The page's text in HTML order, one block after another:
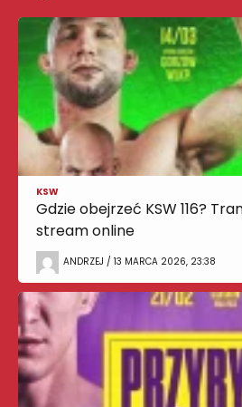
KSW
Gdzie obejrzeć KSW 116?
stream online
ANDRZEJ / 13 MARCA 2026, 23:38